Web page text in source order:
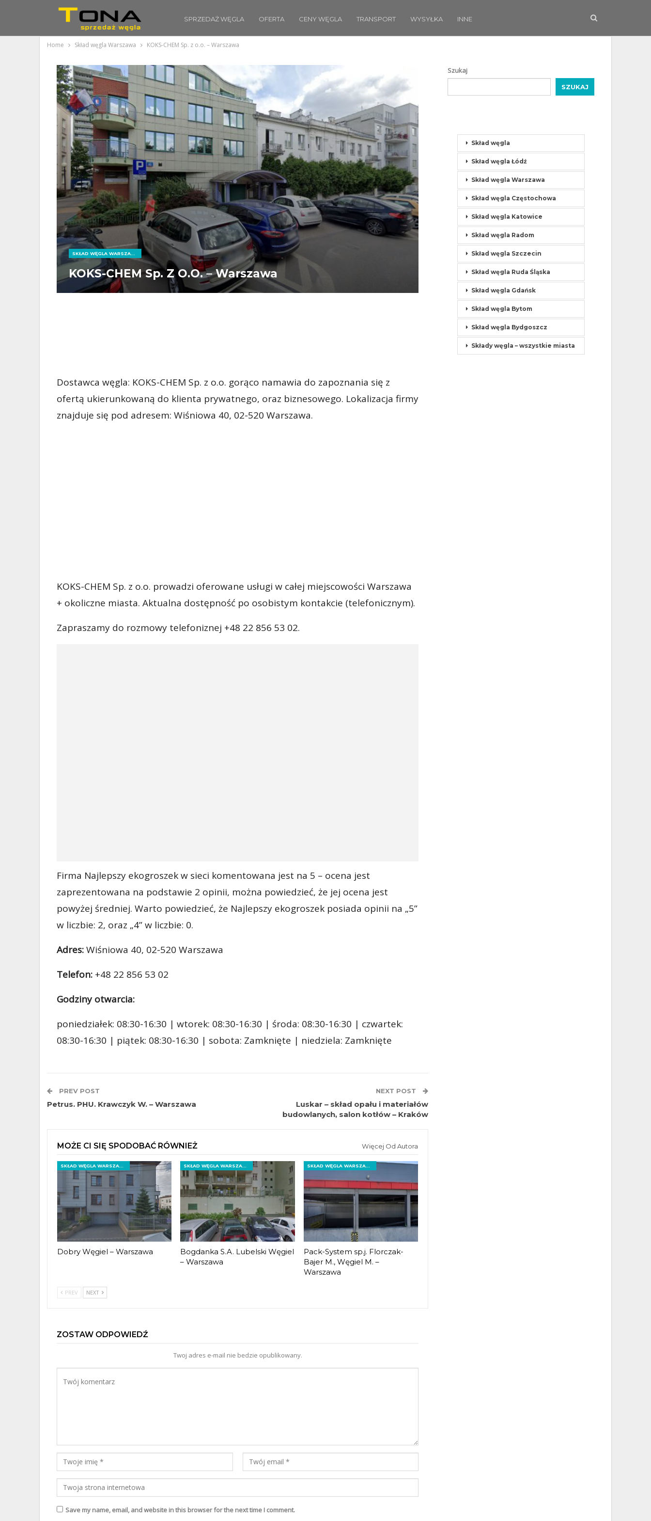
SPRZEDAŻ WĘGLA OFERTA CENY WĘGLA TRANSPORT WYSYŁKA INNE
Home Skład węgla Warszawa KOKS-CHEM Sp. z o.o. – Warszawa
KOKS-CHEM Sp. Z O.o. – Warszawa
Dostawca węgla: KOKS-CHEM Sp. z o.o. gorąco namawia do zapoznania się z
ofertą ukierunkowaną do klienta prywatnego, oraz biznesowego. Lokalizacja firmy
znajduje się pod adresem: Wiśniowa 40, 02-520 Warszawa.
KOKS-CHEM Sp. z o.o. prowadzi oferowane usługi w całej miejscowości Warszawa
+ okoliczne miasta. Aktualna dostępność po osobistym kontakcie (telefonicznym).
Zapraszamy do rozmowy telefoniznej +48 22 856 53 02.
Firma Najlepszy ekogroszek w sieci komentowana jest na 5 – ocena jest
zaprezentowana na podstawie 2 opinii, można powiedzieć, że jej ocena jest
powyżej średniej. Warto powiedzieć, że Najlepszy ekogroszek posiada opinii na „5”
w liczbie: 2, oraz „4” w liczbie: 0.
Adres:Wiśniowa 40, 02-520 Warszawa
Telefon: +48 22 856 53 02
Godziny otwarcia:
poniedziałek: 08:30-16:30 | wtorek: 08:30-16:30 | środa: 08:30-16:30 | czwartek:
08:30-16:30 | piątek: 08:30-16:30 | sobota: Zamknięte | niedziela: Zamknięte
PREV POST
Petrus. PHU. Krawczyk W. – Warszawa
NEXT POST
Luskar – skład opału i materiałów
budowlanych, salon kotłów – Kraków
MOŻE CI SIĘ SPODOBAĆ RÓWNIEŻ Więcej Od Autora
Dobry Węgiel – Warszawa
Bogdanka S.A. Lubelski Węgiel
– Warszawa
SKŁAD WĘGLA WARSZAWA
Pack-System sp.j. Florczak-
Bajer M., Węgiel M. –
Warszawa
PREV NEXT
ZOSTAW ODPOWIEDŹ
Twoj adres e-mail nie bedzie opublikowany.
Save my name, email, and website in this browser for the next time I comment.
Szukaj
SZUKAJ
Skład węgla
Skład węgla Łódź
Skład węgla Warszawa
Skład węgla Częstochowa
Skład węgla Katowice
Skład węgla Radom
Skład węgla Szczecin
Skład węgla Ruda Śląska
Skład węgla Gdańsk
Skład węgla Bytom
Skład węgla Bydgoszcz
Składy węgla – wszystkie miasta